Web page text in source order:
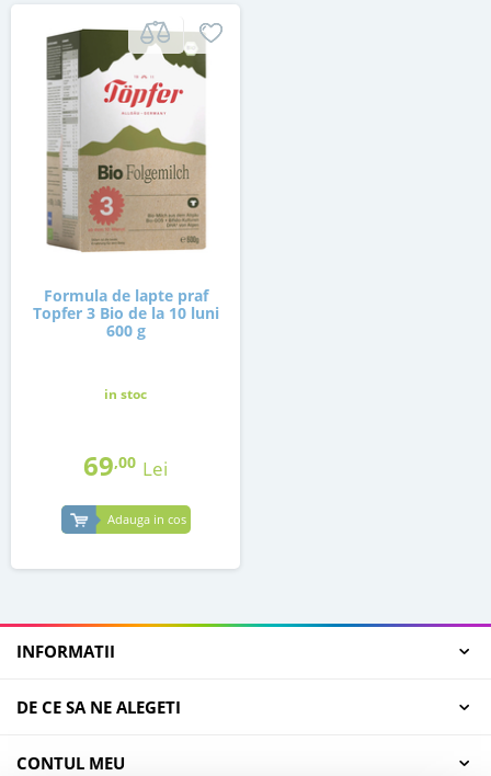
Formula de lapte praf
Topfer 3 Bio de la 10 luni
600 g
in stoc
69,00 Lei
Adauga in cos
INFORMATII
DE CE SA NE ALEGETI
CONTUL MEU